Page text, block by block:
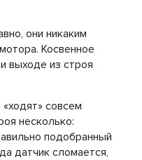
они никаким
Косвенное
выходе из строя
совсем
несколько:
подобранный
датчик сломается,